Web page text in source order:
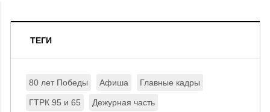
ТЕГИ
80 лет Победы Афиша Главные кадры
ГТРК 95 и 65 Дежурная часть